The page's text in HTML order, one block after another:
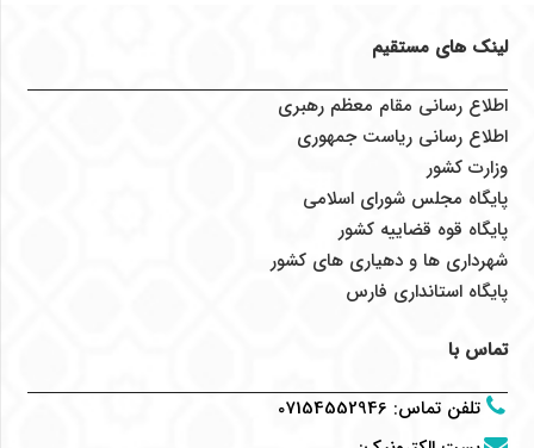
لینک های مستقیم
اطلاع رسانی مقام معظم رهبری
اطلاع رسانی ریاست جمهوری
وزارت کشور
پایگاه مجلس شورای اسلامی
پایگاه قوه قضاییه کشور
شهرداری ها و دهیاری های کشور
پایگاه استانداری فارس
تماس با
تلفن تماس:
07154552946